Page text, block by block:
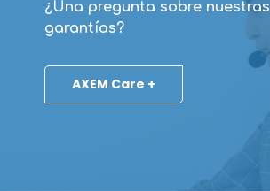
¿Una pregunta sobre nuestras
garantías?
AXEM Care +